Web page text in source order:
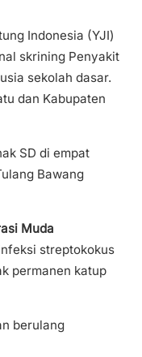
Indonesia (YJI)
skrining Penyakit
sekolah dasar.
dan Kabupaten
SD di empat
Bawang
Muda
streptokokus
permanen katup
berulang